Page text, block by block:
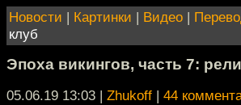
Новости | Картинки | Видео |
клуб
Эпоха викингов, часть ​7:
05.06.19 13:03 | Zhukoff | 44